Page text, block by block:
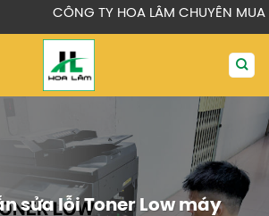
TY HOA LÂM CHUYÊN MUA BÁN,
sửa lỗi Toner Low máy